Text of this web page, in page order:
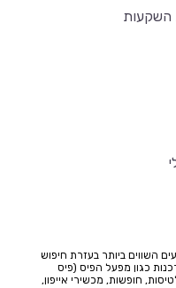
השקעות
השווים ביותר בעזרת חיפוש
כגון מפעל הפיס (פיס
חופשות, מכשירי אייפון,